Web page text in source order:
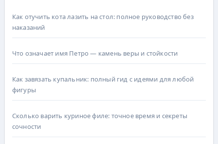
Как отучить кота лазить на стол: полное руководство без
наказаний
Что означает имя Петро — камень веры и стойкости
Как завязать купальник: полный гид с идеями для любой
фигуры
Сколько варить куриное филе: точное время и секреты
сочности